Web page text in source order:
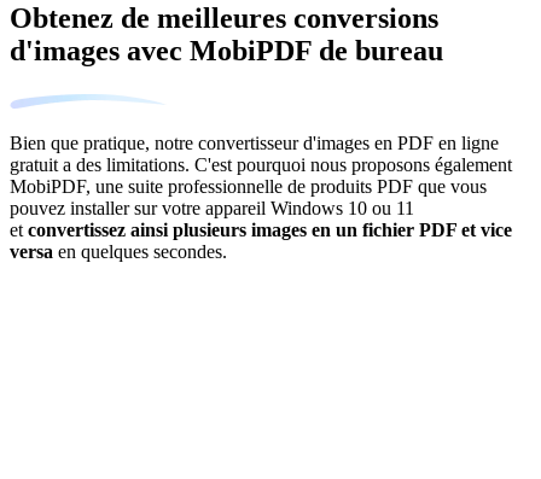
Obtenez de meilleures conversions
d'images avec MobiPDF de bureau
Bien que pratique, notre convertisseur d'images en PDF en ligne
gratuit a des limitations. C'est pourquoi nous proposons également
MobiPDF, une suite professionnelle de produits PDF que vous
pouvez installer sur votre appareil Windows 10 ou 11
et convertissez ainsi plusieurs images en un fichier PDF et vice
versa en quelques secondes.